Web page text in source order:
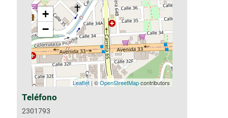
+
−
Leaflet | ©OpenStreetMapcontributors
Teléfono
2301793